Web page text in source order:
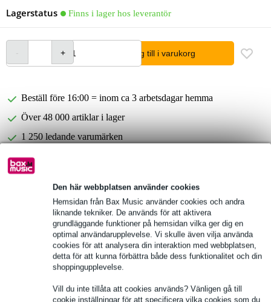
Den här webbplatsen använder cookies
Hemsidan från Bax Music använder cookies och andra
liknande tekniker. De används för att aktivera
grundläggande funktioner på hemsidan vilka ger dig en
optimal användarupplevelse. Vi skulle även vilja använda
cookies för att analysera din interaktion med webbplatsen,
detta för att kunna förbättra både dess funktionalitet och din
shoppingupplevelse.
Vill du inte tillåta att cookies används? Vänligen gå till
cookie inställningar för att specificera vilka cookies som du
Lagerstatus Finns i lager hos leverantör
lägg till i varukorg
Beställ före 16:00 = inom ca 3 arbetsdagar hemma
Över 48 000 artiklar i lager
1 250 ledande varumärken
material: Nylon 168DD
foder: 8 mm
mått: 53,5 x 48 x 38 cm
Fullständiga specifikationer
Tillbehör (22)